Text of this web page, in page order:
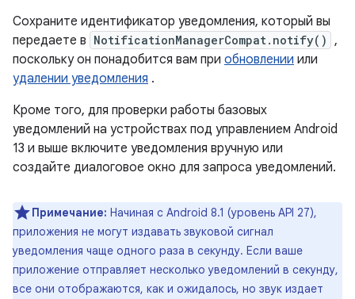
Сохраните идентификатор уведомления, который вы
передаете в NotificationManagerCompat.notify()
,
поскольку он понадобится вам при обновлении или
удалении уведомления .
Кроме того, для проверки работы базовых
уведомлений на устройствах под управлением Android
13 и выше включите уведомления вручную или
создайте диалоговое окно для запроса уведомлений.
Примечание: Начиная с Android 8.1 (уровень API 27),
приложения не могут издавать звуковой сигнал
уведомления чаще одного раза в секунду. Если ваше
приложение отправляет несколько уведомлений в секунду,
все они отображаются, как и ожидалось, но звук издает